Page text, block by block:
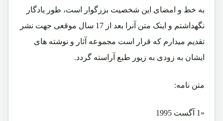
به خط و امضای این شخصیت بزرگوار است، طور یادگار
نگهداشتم و اینک متن آنرا بعد از 17 سال موقعی جهت نشر
تقدیم میدارم که قرار است مجموعه آثار و نوشته های
ایشان به زودی به زیور طبع آراسته گردد.
متن نامه:
«1 آگست 1995